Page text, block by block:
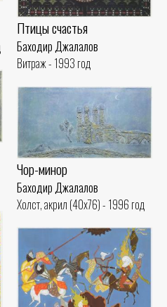
Птицы счастья
Баходир Джалалов
Витраж - 1993 год
Чор-минор
Баходир Джалалов
Холст, акрил (40x76) - 1996 год